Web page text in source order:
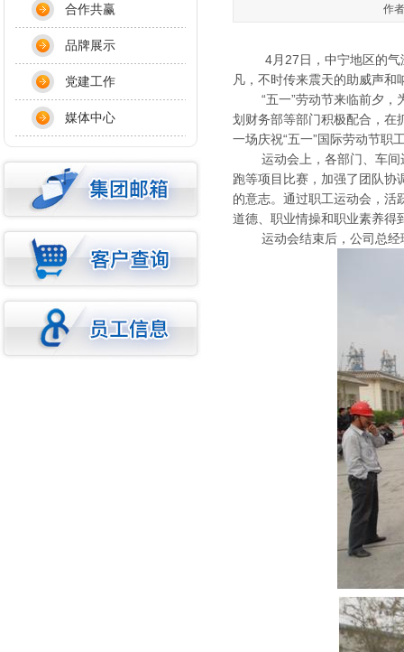
作
4月27日，中宁地区的气温
凡，不时传来震天的助威声
“五一”劳动节来临前夕，为
划财务部等部门积极配合，在
一场庆祝“五一”国际劳动节职
运动会上，各部门、车间运
跑等项目比赛，加强了团队协
的意志。通过职工运动会，活
道德、职业情操和职业素养得
运动会结束后，公司总经
合作共赢
品牌展示
党建工作
媒体中心